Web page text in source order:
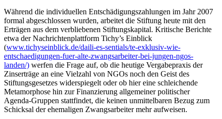
Während die individuellen Entschädigungszahlungen im Jahr 2007
formal abgeschlossen wurden, arbeitet die Stiftung heute mit den
Erträgen aus dem verbliebenen Stiftungskapital. Kritische Berichte
etwa der Nachrichtenplattform Tichy’s Einblick
(www.tichyseinblick.de/daili-es-sentials/te-exklusiv-wie-
entschaedigungen-fuer-alte-zwangsarbeiter-bei-jungen-ngos-
landen/) werfen die Frage auf, ob die heutige Vergabepraxis der
Zinserträge an eine Vielzahl von NGOs noch den Geist des
Stiftungsgesetzes widerspiegelt oder ob hier eine schleichende
Metamorphose hin zur Finanzierung allgemeiner politischer
Agenda-Gruppen stattfindet, die keinen unmittelbaren Bezug zum
Schicksal der ehemaligen Zwangsarbeiter mehr aufweisen.